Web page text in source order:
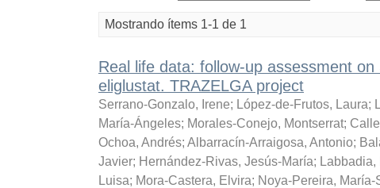
Mostrando ítems 1-1 de 1
Real life data: follow-up assessment
eliglustat. TRAZELGA project
Serrano-Gonzalo, Irene; López-de-Frutos, Laura;
María-Ángeles; Morales-Conejo, Montserrat;
Ochoa, Andrés; Albarracín-Arraigosa, Antonio;
Javier; Hernández-Rivas, Jesús-María; Labbadia,
Luisa; Mora-Castera, Elvira; Noya-Pereira, María-